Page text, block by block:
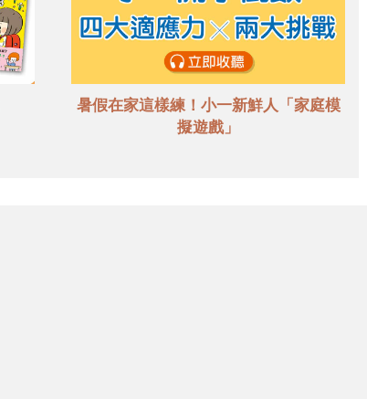
暑假在家這樣練！小一新鮮人「家庭模
擬遊戲」